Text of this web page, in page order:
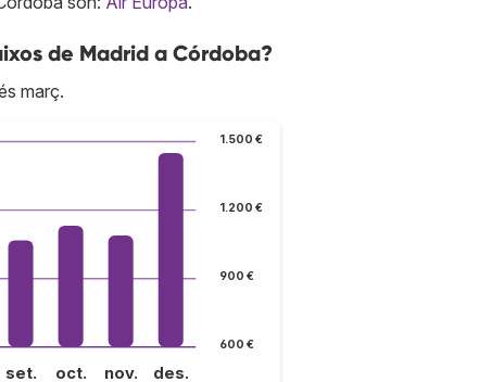
de Madrid a Córdoba?
març.
600 €
900 €
1.200 €
1.500 €
set. oct. nov. des.